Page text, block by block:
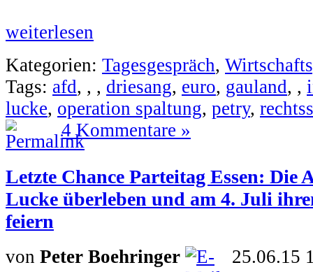
weiterlesen
Kategorien: Tagesgespräch,
Tags: afd, , , driesang, euro, gauland, ,
lucke, operation spaltung, petry,
4 Kommentare »
Letzte Chance Parteitag Essen: Die
Lucke überleben und am 4. Juli
feiern
von Peter Boehringer 25.06.15